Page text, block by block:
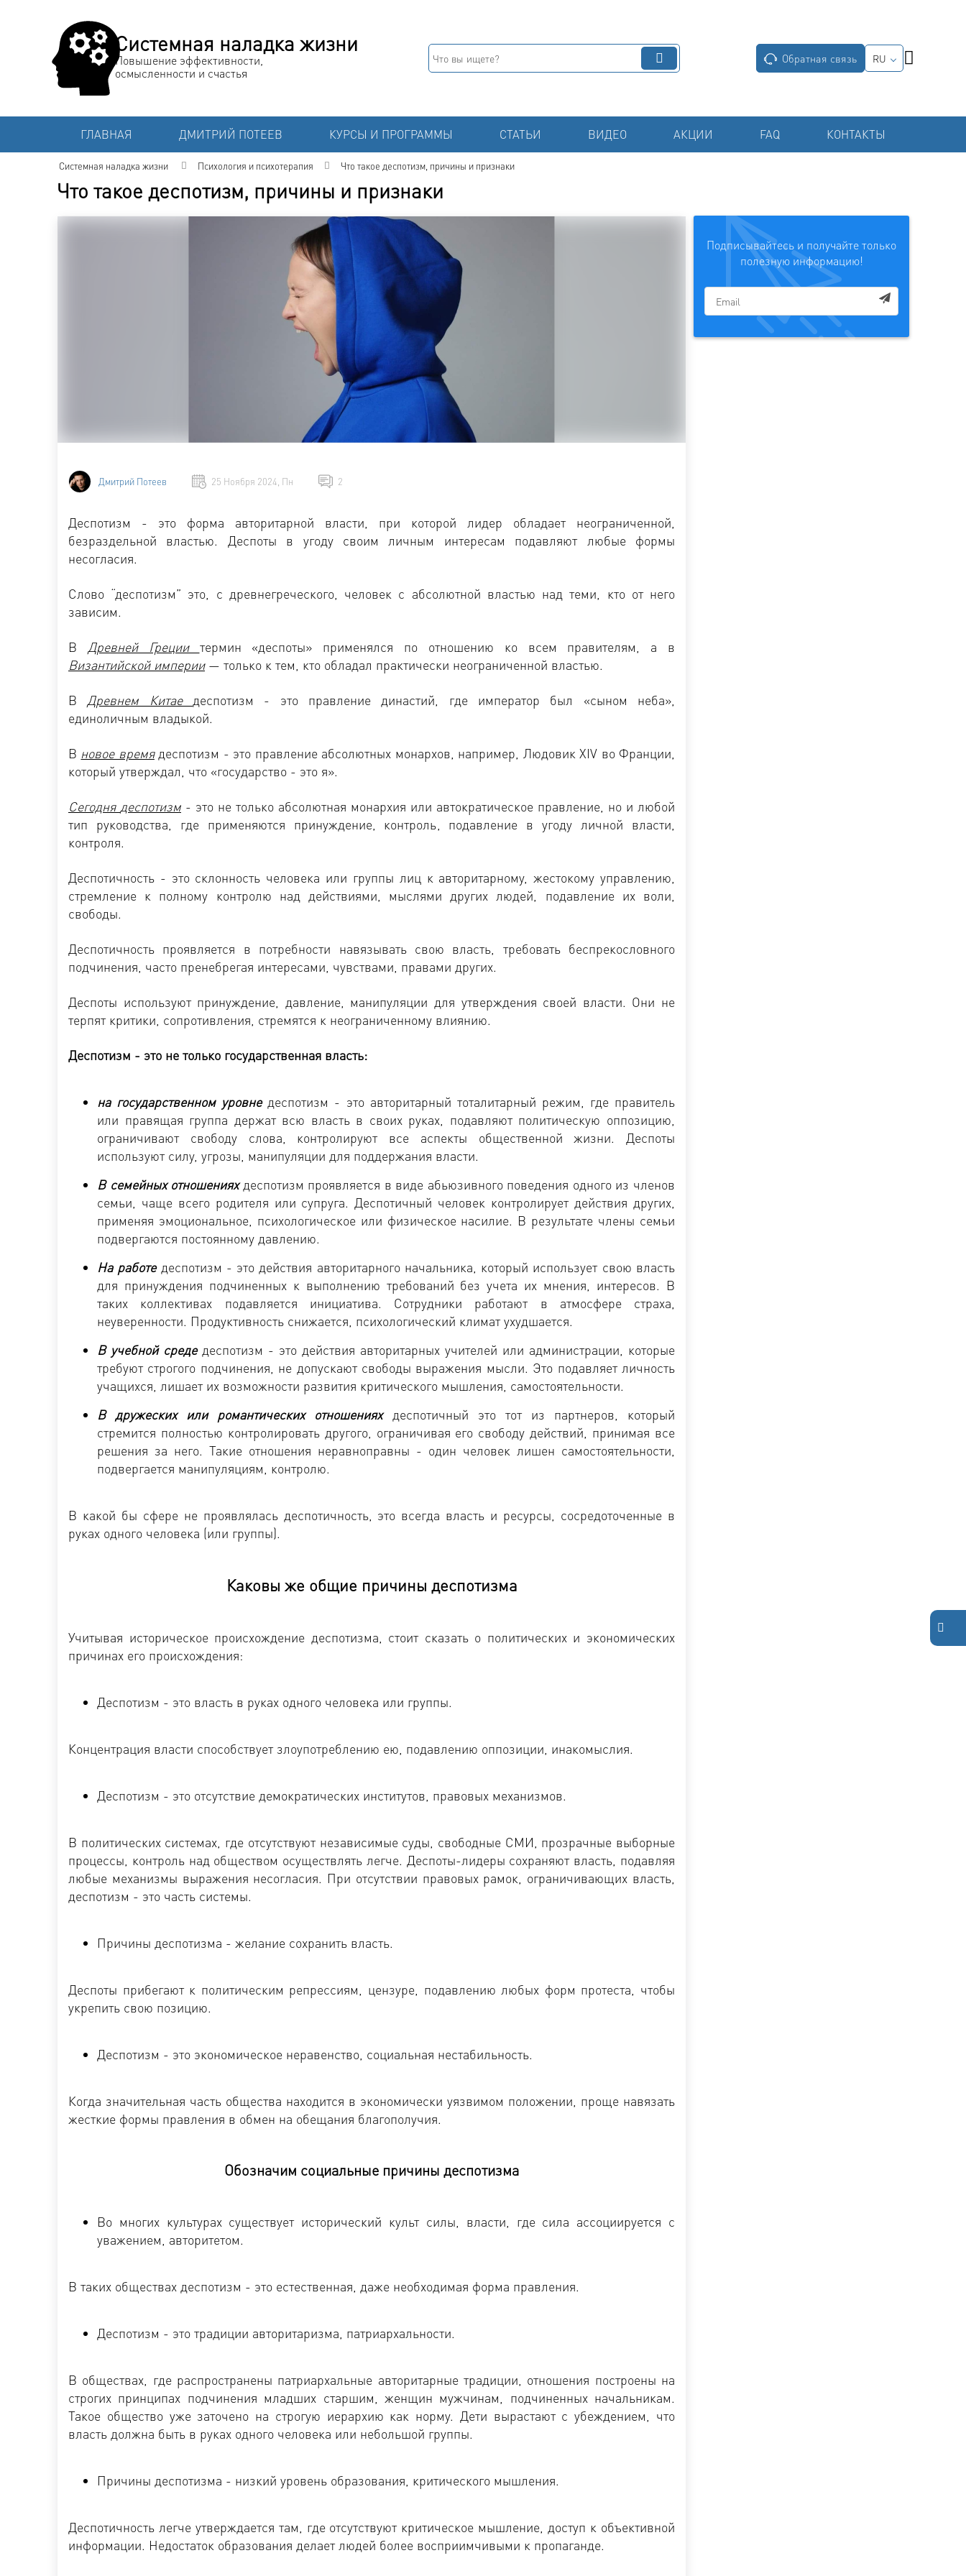
Системная наладка жизни
Повышение эффективности,
осмысленности и счастья
Обратная связь RU
ГЛАВНАЯ ДМИТРИЙ ПОТЕЕВ КУРСЫ И ПРОГРАММЫ СТАТЬИ ВИДЕО АКЦИИ FAQ КОНТАКТЫ
Системная наладка жизни Психология и психотерапия Что такое деспотизм, причины и признаки
Что такое деспотизм, причины и признаки
Подписывайтесь и получайте только
полезную информацию!
Дмитрий Потеев 25 Ноября 2024, Пн 2
Деспотизм - это форма авторитарной власти, при которой лидер обладает неограниченной,
безраздельной властью. Деспоты в угоду своим личным интересам подавляют любые формы
несогласия.
Слово “деспотизм” это, с древнегреческого, человек с абсолютной властью над теми, кто от него
зависим.
В Древней Греции термин «деспоты» применялся по отношению ко всем правителям, а в
Византийской империи— только к тем, кто обладал практически неограниченной властью.
В Древнем Китае деспотизм - это правление династий, где император был «сыном неба»,
единоличным владыкой.
В новое времядеспотизм - это правление абсолютных монархов, например, Людовик XIV во Франции,
который утверждал, что «государство - это я».
Сегодня деспотизм - это не только абсолютная монархия или автократическое правление, но и любой
тип руководства, где применяются принуждение, контроль, подавление в угоду личной власти,
контроля.
Деспотичность - это склонность человека или группы лиц к авторитарному, жестокому управлению,
стремление к полному контролю над действиями, мыслями других людей, подавление их воли,
свободы.
Деспотичность проявляется в потребности навязывать свою власть, требовать беспрекословного
подчинения, часто пренебрегая интересами, чувствами, правами других.
Деспоты используют принуждение, давление, манипуляции для утверждения своей власти. Они не
терпят критики, сопротивления, стремятся к неограниченному влиянию.
Деспотизм - это не только государственная власть:
на государственном уровнедеспотизм - это авторитарный тоталитарный режим, где правитель
или правящая группа держат всю власть в своих руках, подавляют политическую оппозицию,
ограничивают свободу слова, контролируют все аспекты общественной жизни. Деспоты
используют силу, угрозы, манипуляции для поддержания власти.
В семейных отношенияхдеспотизм проявляется в виде абьюзивного поведения одного из членов
семьи, чаще всего родителя или супруга. Деспотичный человек контролирует действия других,
применяя эмоциональное, психологическое или физическое насилие. В результате члены семьи
подвергаются постоянному давлению.
На работедеспотизм - это действия авторитарного начальника, который использует свою власть
для принуждения подчиненных к выполнению требований без учета их мнения, интересов. В
таких коллективах подавляется инициатива. Сотрудники работают в атмосфере страха,
неуверенности. Продуктивность снижается, психологический климат ухудшается.
В учебной средедеспотизм - это действия авторитарных учителей или администрации, которые
требуют строгого подчинения, не допускают свободы выражения мысли. Это подавляет личность
учащихся, лишает их возможности развития критического мышления, самостоятельности.
В дружеских или романтических отношенияхдеспотичный это тот из партнеров, который
стремится полностью контролировать другого, ограничивая его свободу действий, принимая все
решения за него. Такие отношения неравноправны - один человек лишен самостоятельности,
подвергается манипуляциям, контролю.
В какой бы сфере не проявлялась деспотичность, это всегда власть и ресурсы, сосредоточенные в
руках одного человека (или группы).
Каковы же общие причины деспотизма
Учитывая историческое происхождение деспотизма, стоит сказать о политических и экономических
причинах его происхождения:
Деспотизм - это власть в руках одного человека или группы.
Концентрация власти способствует злоупотреблению ею, подавлению оппозиции, инакомыслия.
Деспотизм - это отсутствие демократических институтов, правовых механизмов.
В политических системах, где отсутствуют независимые суды, свободные СМИ, прозрачные выборные
процессы, контроль над обществом осуществлять легче. Деспоты-лидеры сохраняют власть, подавляя
любые механизмы выражения несогласия. При отсутствии правовых рамок, ограничивающих власть,
деспотизм - это часть системы.
Причины деспотизма - желание сохранить власть.
Деспоты прибегают к политическим репрессиям, цензуре, подавлению любых форм протеста, чтобы
укрепить свою позицию.
Деспотизм - это экономическое неравенство, социальная нестабильность.
Когда значительная часть общества находится в экономически уязвимом положении, проще навязать
жесткие формы правления в обмен на обещания благополучия.
Обозначим социальные причины деспотизма
Во многих культурах существует исторический культ силы, власти, где сила ассоциируется с
уважением, авторитетом.
В таких обществах деспотизм - это естественная, даже необходимая форма правления.
Деспотизм - это традиции авторитаризма, патриархальности.
В обществах, где распространены патриархальные авторитарные традиции, отношения построены на
строгих принципах подчинения младших старшим, женщин мужчинам, подчиненных начальникам.
Такое общество уже заточено на строгую иерархию как норму. Дети вырастают с убеждением, что
власть должна быть в руках одного человека или небольшой группы.
Причины деспотизма - низкий уровень образования, критического мышления.
Деспотичность легче утверждается там, где отсутствуют критическое мышление, доступ к объективной
информации. Недостаток образования делает людей более восприимчивыми к пропаганде.